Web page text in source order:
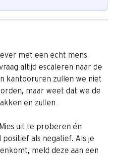
met een echt mens
altijd escaleren naar de
kantooruren zullen we niet
maar weet dat we de
en zullen
uit te proberen én
als negatief. Als je
meld deze aan een